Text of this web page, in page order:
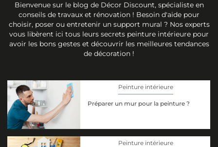
Bienvenue sur le blog de Décor Discount, spécialiste en
conseils de travaux et rénovation ! Besoin d'aide pour
choisir, poser ou entretenir un support mural ? Nos experts
vous libèrent ici tous leurs secrets peinture intérieure pour
avoir les bons gestes et découvrir les meilleures tendances
de décoration !
Peinture intérieure
Préparer un mur pour la peinture ?
Peinture intérieure